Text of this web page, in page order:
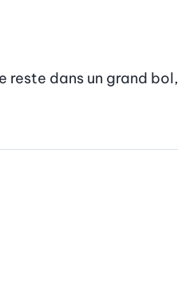
reste dans un grand bol,